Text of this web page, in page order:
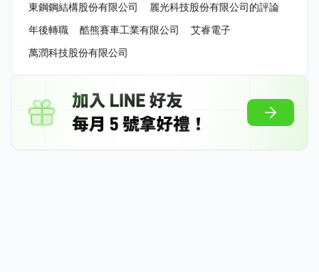
東鋼鋼結構股份有限公司
麗光科技股份有限公司的評論
年後轉職
酷熊賽車工業有限公司
艾睿電子
萬潤科技股份有限公司